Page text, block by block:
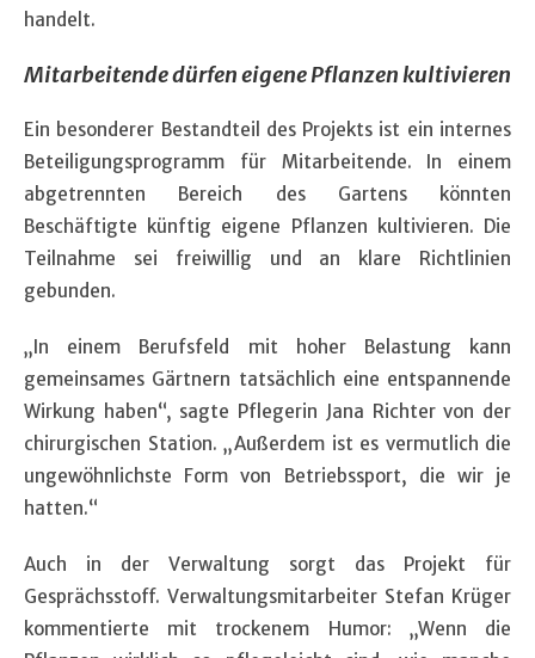
handelt.
Mitarbeitende dürfen eigene Pflanzen kultivieren
Ein besonderer Bestandteil des Projekts ist ein internes
Beteiligungsprogramm für Mitarbeitende. In einem
abgetrennten Bereich des Gartens könnten
Beschäftigte künftig eigene Pflanzen kultivieren. Die
Teilnahme sei freiwillig und an klare Richtlinien
gebunden.
„In einem Berufsfeld mit hoher Belastung kann
gemeinsames Gärtnern tatsächlich eine entspannende
Wirkung haben“, sagte Pflegerin Jana Richter von der
chirurgischen Station. „Außerdem ist es vermutlich die
ungewöhnlichste Form von Betriebssport, die wir je
hatten.“
Auch in der Verwaltung sorgt das Projekt für
Gesprächsstoff. Verwaltungsmitarbeiter Stefan Krüger
kommentierte mit trockenem Humor: „Wenn die